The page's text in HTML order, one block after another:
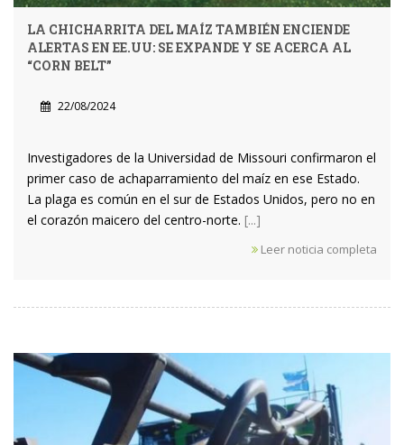
LA CHICHARRITA DEL MAÍZ TAMBIÉN ENCIENDE
ALERTAS EN EE.UU: SE EXPANDE Y SE ACERCA AL
“CORN BELT”
22/08/2024
Investigadores de la Universidad de Missouri confirmaron el
primer caso de achaparramiento del maíz en ese Estado.
La plaga es común en el sur de Estados Unidos, pero no en
el corazón maicero del centro-norte. [...]
Leer noticia completa